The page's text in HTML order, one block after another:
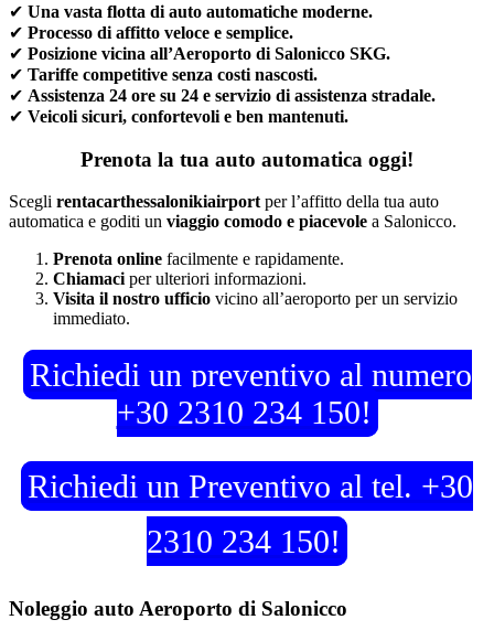
✔ Una vasta flotta di auto automatiche moderne.
✔ Processo di affitto veloce e semplice.
✔ Posizione vicina all’Aeroporto di Salonicco SKG.
✔ Tariffe competitive senza costi nascosti.
✔ Assistenza 24 ore su 24 e servizio di assistenza stradale.
✔ Veicoli sicuri, confortevoli e ben mantenuti.
Prenota la tua auto automatica oggi!
Scegli rentacarthessalonikiairport per l’affitto della tua auto
automatica e goditi un viaggio comodo e piacevole a Salonicco.
Prenota online facilmente e rapidamente.
Chiamaci per ulteriori informazioni.
Visita il nostro ufficio vicino all’aeroporto per un servizio
immediato.
Richiedi un preventivo al numero
+30 2310 234 150!
Richiedi un Preventivo al tel. +30
2310 234 150!
Noleggio auto Aeroporto di Salonicco